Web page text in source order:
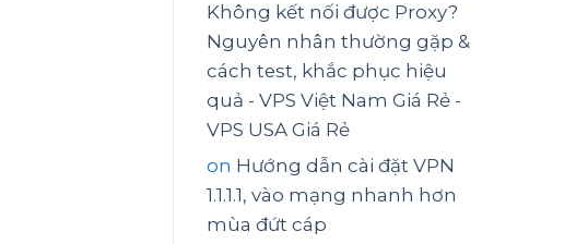
Không kết nối được Proxy?
Nguyên nhân thường gặp &
cách test, khắc phục hiệu
quả - VPS Việt Nam Giá Rẻ -
VPS USA Giá Rẻ
on Hướng dẫn cài đặt VPN
1.1.1.1, vào mạng nhanh hơn
mùa đứt cáp